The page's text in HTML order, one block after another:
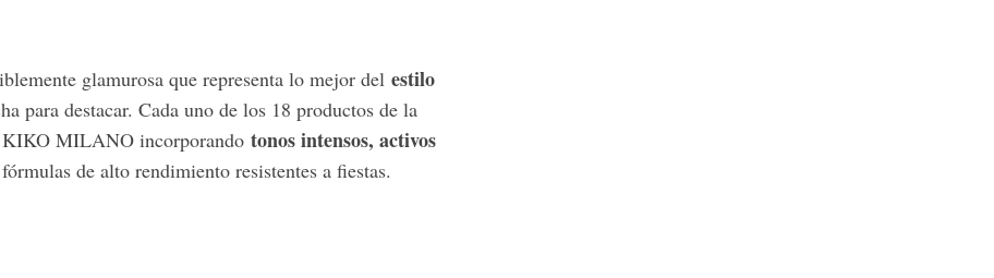
glamurosa que representa lo mejor del estilo
para destacar. Cada uno de los 18 productos de la
KIKO MILANO incorporando tonos intensos, activos
de alto rendimiento resistentes a fiestas.